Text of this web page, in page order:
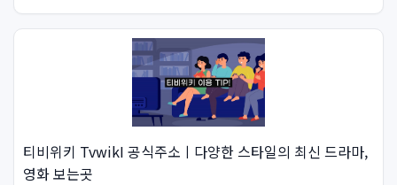
티비위키 TvwikI 공식주소ㅣ다양한 스타일의 최신 드라마,
영화 보는곳